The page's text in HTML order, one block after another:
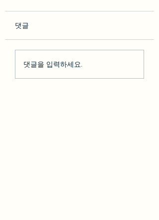
so********* 2023-02-10
댓글
댓글을 입력하세요.